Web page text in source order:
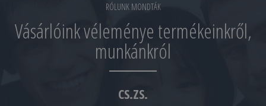
RÓLUNK MONDTÁK
Vásárlóink véleménye termékeinkről,
munkánkról
CS.ZS.